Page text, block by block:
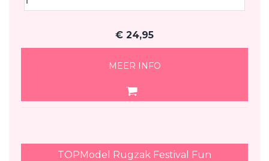
€ 24,95
MEER INFO
TOPModel Rugzak Festival Fun